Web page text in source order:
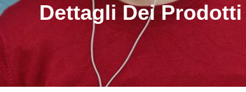
Dettagli Dei Prodotti